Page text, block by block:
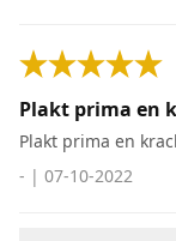
Plakt prima en
Plakt prima en
- | 07-10-2022